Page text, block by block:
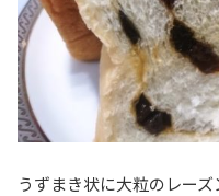
うずまき状に大粒のレー